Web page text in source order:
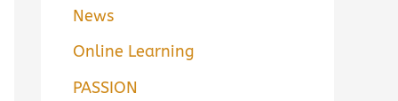
News
Online Learning
PASSION